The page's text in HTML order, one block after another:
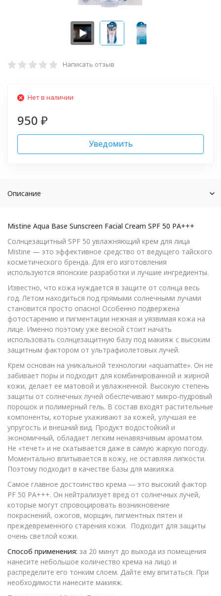
Написать отзыв
Нет в наличии
950 ₽
Уведомить
Описание
Mistine Aqua Base Sunscreen Facial Cream SPF 50 PA+++
Солнцезащитный SPF 50 увлажняющий крем для лица
Mistine — это эффективное средство от ведущего тайского
косметического бренда. Для его изготовления
используются японские разработки и лучшие ингредиенты.
Известно, что кожа нуждается в защите от солнца весь
год. Летом находиться под прямыми солнечными лучами
становится просто опасно! Особенно подвержена
фотостарению и пигментации нежная и уязвимая кожа на
лице. Именно поэтому уже весной стоит начать
использовать солнцезащитную базу под макияж с высоким
защитным фактором от ультрафиолетовых лучей.
Крем основан на уникальной технологии «aquamatte». Он не
забивает поры и подходит для комбинированной и жирной
кожи, делает ее матовой и увлажненной. Высокую степень
защиты от солнечных лучей обеспечивают микро-пудровый
порошок и полимерный гель. В состав входят растительные
компоненты, которые ухаживают за кожей, улучшая ее
упругость и внешний вид. Продукт водостойкий и
экономичный, обладает легким ненавязчивым ароматом.
Не «течет» и не скатывается даже в самую жаркую погоду.
Моментально впитывается в кожу, не оставляя липкости.
Поэтому подходит в качестве базы для макияжа.
Самое главное достоинство крема — это высокий фактор
PF 50 PA+++. Он нейтрализует вред от солнечных лучей,
которые могут спровоцировать возникновение
покраснений, ожогов, морщин, пигментных пятен и
преждевременного старения кожи. Подходит для защиты
очень светлой кожи.
Способ применения: за 20 минут до выхода из помещения
нанесите небольшое количество крема на лицо и
распределите его тонким слоем. Дайте ему впитаться. При
необходимости нанесите макияж.